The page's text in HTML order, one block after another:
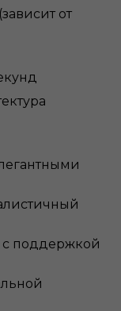
от
поддержкой